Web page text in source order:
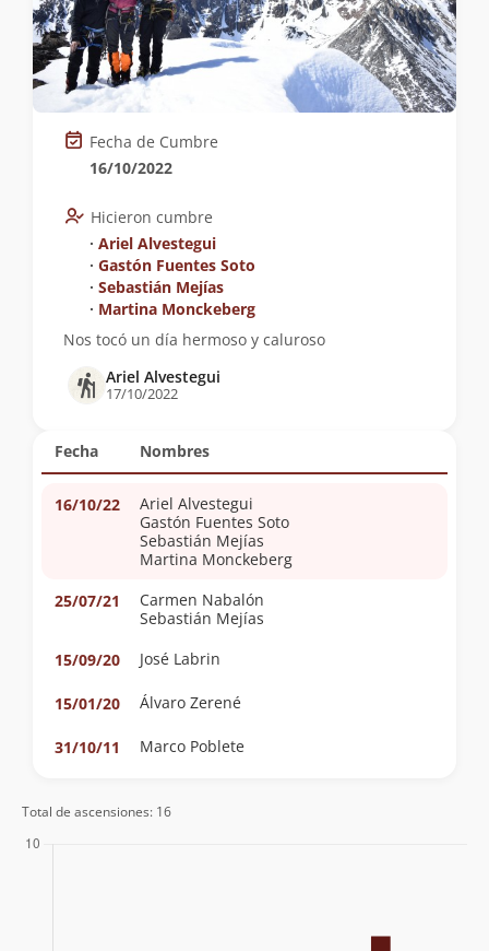
Fecha Nombres
16/10/22
Ariel Alvestegui
Gastón Fuentes Soto
Sebastián Mejías
Martina Monckeberg
25/07/21
Carmen Nabalón
Sebastián Mejías
15/09/20
José Labrin
15/01/20 Álvaro Zerené
31/10/11 Marco Poblete
Fecha de Cumbre
16/10/2022
Hicieron cumbre
∙ Ariel Alvestegui
∙ Gastón Fuentes Soto
∙ Sebastián Mejías
∙ Martina Monckeberg
Nos tocó un día hermoso y caluroso
Ariel Alvestegui
17/10/2022
Total de ascensiones: 16